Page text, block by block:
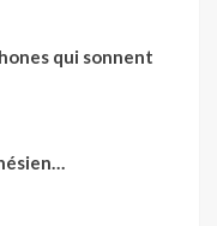
qui sonnent